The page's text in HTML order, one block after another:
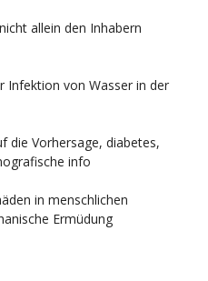
allein den Inhabern
Infektion von Wasser in der
die Vorhersage, diabetes,
info
in menschlichen
Ermüdung